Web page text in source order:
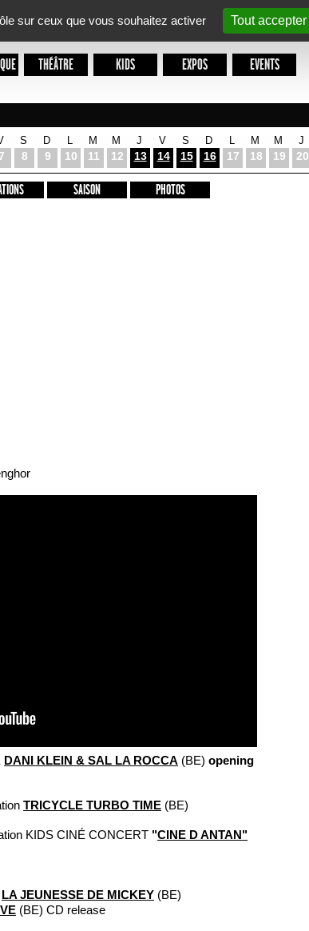
sur ceux que vous souhaitez activer
Tout accepter
THÉÂTRE KIDS EXPOS
EVENTS
7
S
8
D
9 10
M
11
M
12
J
13
V
14
S
15
D
16 17
M
18
M
19
J
20
SAISON PHOTOS
DANI KLEIN & SAL LA ROCCA (BE) opening
TRICYCLE TURBO TIME (BE)
KIDS CINÉ CONCERT "CINE D ANTAN"
LA JEUNESSE DE MICKEY (BE)
(BE) CD release